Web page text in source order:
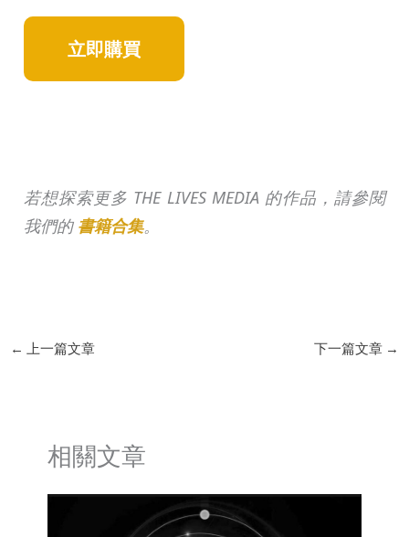
立即購買
若想探索更多 THE LIVES MEDIA 的作品，請參閱
我們的 書籍合集。
← 上一篇文章 下一篇文章 →
相關文章